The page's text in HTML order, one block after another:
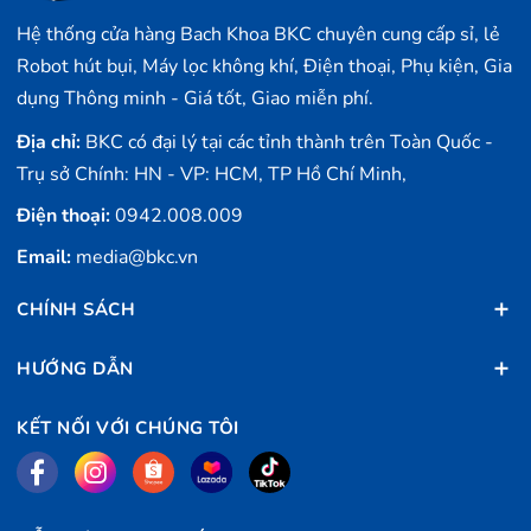
iOS, truy cập mục Cài đặt hay là truy cập
mục AirPlay trên Apple Watch. 5. Sử dụng Siri trên
AirPods Max Bởi vì...
Hệ thống cửa hàng Bach Khoa BKC chuyên cung cấp sỉ, lẻ
Robot hút bụi, Máy lọc không khí, Điện thoại, Phụ kiện, Gia
dụng Thông minh - Giá tốt, Giao miễn phí.
Địa chỉ: BKC có đại lý tại các tỉnh thành trên Toàn Quốc -
Trụ sở Chính: HN - VP: HCM, TP Hồ Chí Minh,
Điện thoại:0942.008.009
Email: media@bkc.vn
CHÍNH SÁCH
HƯỚNG DẪN
KẾT NỐI VỚI CHÚNG TÔI